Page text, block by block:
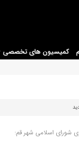
کمیسیون های تخصصی
شورای اسلامی شهر قم: